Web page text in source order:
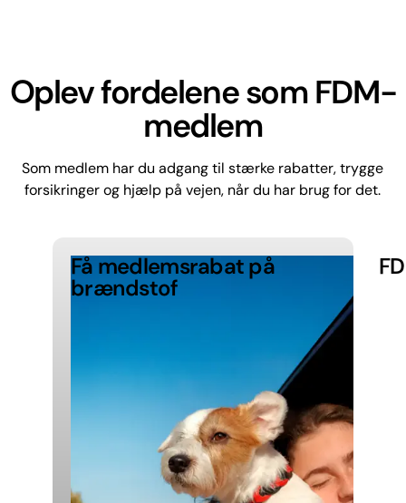
Oplev fordelene som FDM-
medlem
Som medlem har du adgang til stærke rabatter, trygge
forsikringer og hjælp på vejen, når du har brug for det.
Få medlemsrabat på
brændstof